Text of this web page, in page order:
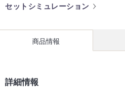
セットシミュレーション
商品情報
詳細情報